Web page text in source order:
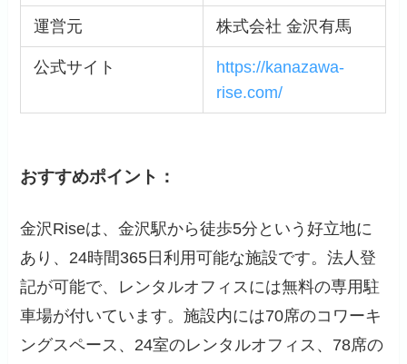
運営元 株式会社 金沢有馬
公式サイト
https://kanazawa-
rise.com/
おすすめポイント：
金沢Riseは、金沢駅から徒歩5分という好立地に
あり、24時間365日利用可能な施設です。法人登
記が可能で、レンタルオフィスには無料の専用駐
車場が付いています。施設内には70席のコワーキ
ングスペース、24室のレンタルオフィス、78席の